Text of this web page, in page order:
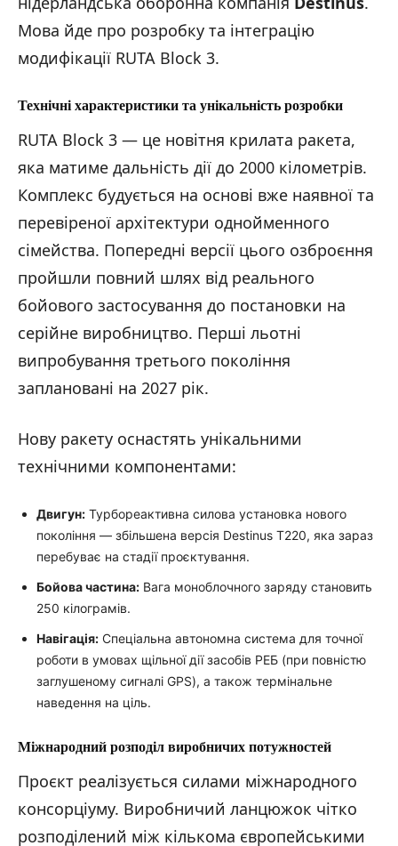
Мова йде про розробку та інтеграцію
модифікації RUTA Block 3.
Технічні характеристики та унікальність розробки
RUTA Block 3 — це новітня крилата ракета,
яка матиме дальність дії до 2000 кілометрів.
Комплекс будується на основі вже наявної та
перевіреної архітектури однойменного
сімейства. Попередні версії цього озброєння
пройшли повний шлях від реального
бойового застосування до постановки на
серійне виробництво. Перші льотні
випробування третього покоління
заплановані на 2027 рік.
Нову ракету оснастять унікальними
технічними компонентами:
Двигун: Турбореактивна силова установка нового
покоління — збільшена версія Destinus T220, яка зараз
перебуває на стадії проєктування.
Бойова частина: Вага моноблочного заряду становить
250 кілограмів.
Навігація: Спеціальна автономна система для точної
роботи в умовах щільної дії засобів РЕБ (при повністю
заглушеному сигналі GPS), а також термінальне
наведення на ціль.
Міжнародний розподіл виробничих потужностей
Проєкт реалізується силами міжнародного
консорціуму. Виробничий ланцюжок чітко
розподілений між кількома європейськими